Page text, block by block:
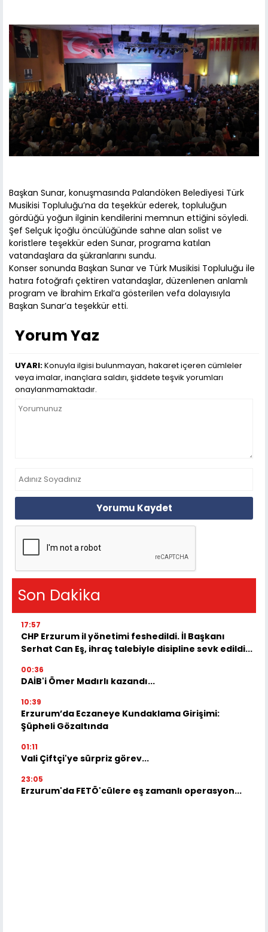
Başkan Sunar, konuşmasında Palandöken Belediyesi Türk
Musikisi Topluluğu’na da teşekkür ederek, topluluğun
gördüğü yoğun ilginin kendilerini memnun ettiğini söyledi.
Şef Selçuk İçoğlu öncülüğünde sahne alan solist ve
koristlere teşekkür eden Sunar, programa katılan
vatandaşlara da şükranlarını sundu.
Konser sonunda Başkan Sunar ve Türk Musikisi Topluluğu ile
hatıra fotoğrafı çektiren vatandaşlar, düzenlenen anlamlı
program ve İbrahim Erkal’a gösterilen vefa dolayısıyla
Başkan Sunar’a teşekkür etti.
Yorum Yaz
UYARI:Konuyla ilgisi bulunmayan, hakaret içeren cümleler
veya imalar, inançlara saldırı, şiddete teşvik yorumları
onaylanmamaktadır.
Yorumu Kaydet
Son Dakika
17:57
CHP Erzurum il yönetimi feshedildi. İl Başkanı
Serhat Can Eş, ihraç talebiyle disipline sevk edildi...
00:36
DAİB'i Ömer Madırlı kazandı...
10:39
Erzurum’da Eczaneye Kundaklama Girişimi:
Şüpheli Gözaltında
01:11
Vali Çiftçi'ye sürpriz görev...
23:05
Erzurum'da FETÖ'cülere eş zamanlı operasyon...